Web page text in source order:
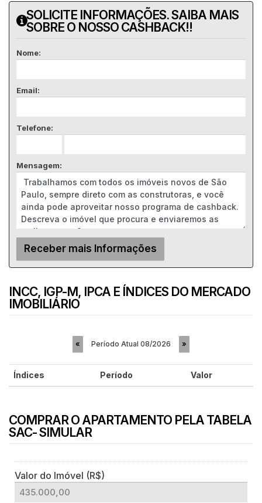
SOLICITE INFORMAÇÕES. SAIBA MAIS
SOBRE O NOSSO CASHBACK!!
Nome:
Email:
Telefone:
Mensagem:
INCC, IGP-M, IPCA E ÍNDICES DO MERCADO
IMOBILIÁRIO
« Período Atual 08/2026 »
Índices Período Valor
COMPRAR O APARTAMENTO PELA TABELA
SAC- SIMULAR
Valor do Imóvel (R$)